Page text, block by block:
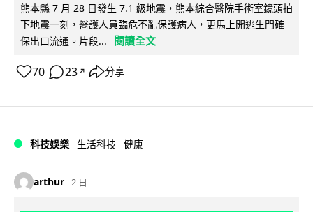
熊本縣 7 月 28 日發生 7.1 級地震，熊本綜合醫院手術室鏡頭拍
下地震一刻，醫護人員臨危不亂保護病人，更馬上開逃生門確
保出口流通。片段...
閱讀全文
70 23 ↗ 分享
科技娛樂 生活科技 健康
arthur 2 日